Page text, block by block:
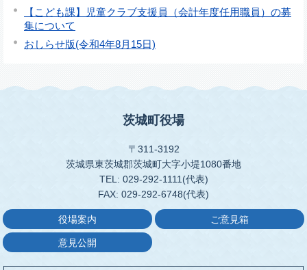
【こども課】児童クラブ支援員（会計年度任用職員）の募
集について
おしらせ版(令和4年8月15日)
茨城町役場
〒311-3192
茨城県東茨城郡茨城町大字小堤1080番地
TEL: 029-292-1111(代表)
FAX: 029-292-6748(代表)
役場案内 ご意見箱
意見公開